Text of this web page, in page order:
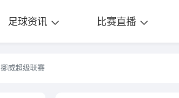
足球资讯 比赛直播
挪威超级联赛